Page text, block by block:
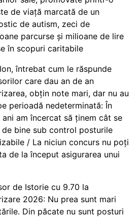
de viață marcată de un
de autism, zeci de
parcurse și milioane de lire
în scopuri caritabile
întrebat cum le răspunde
care dau an de an
obțin note mari, dar nu au
perioadă nedeterminată: În
ani am încercat să ținem cât se
de bine sub control posturile
/ La niciun concurs nu poți
de la început asigurarea unui
de Istorie cu 9.70 la
2026: Nu prea sunt mari
Din păcate nu sunt posturi